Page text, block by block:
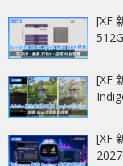
[XF
[XF
[XF